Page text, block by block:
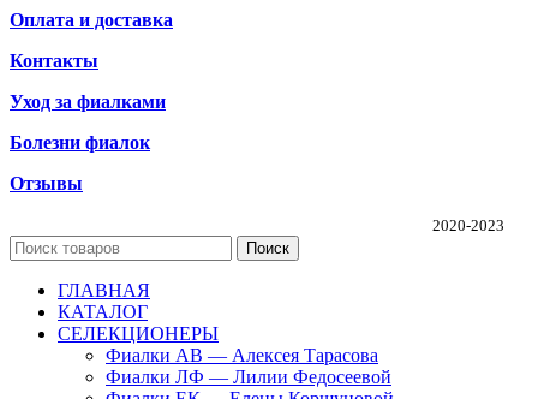
Оплата и доставка
Контакты
Уход за фиалками
Болезни фиалок
Отзывы
2020-2023
Поиск
ГЛАВНАЯ
КАТАЛОГ
СЕЛЕКЦИОНЕРЫ
Фиалки АВ — Алексея Тарасова
Фиалки ЛФ — Лилии Федосеевой